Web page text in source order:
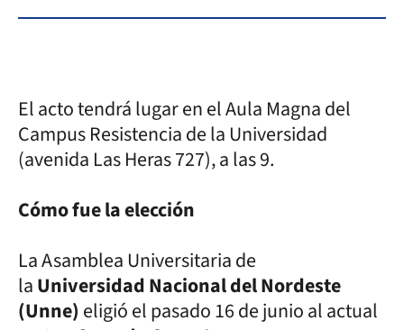
El acto tendrá lugar en el Aula Magna del
Campus Resistencia de la Universidad
(avenida Las Heras 727), a las 9.
Cómo fue la elección
La Asamblea Universitaria de
laUniversidad Nacional del Nordeste
(Unne) eligió el pasado 16 de junio al actual